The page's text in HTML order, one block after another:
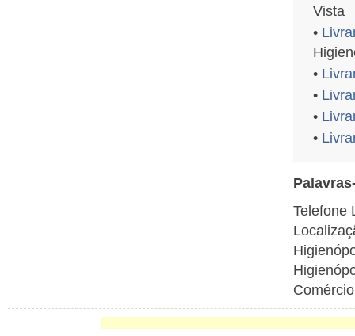
Vista
•
•
•
•
•
Telefone
Comércio